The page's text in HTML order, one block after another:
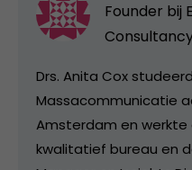
Founder bij
Drs. Anita Cox
Massacommunicatie
Amsterdam en werkte
kwalitatief bureau en